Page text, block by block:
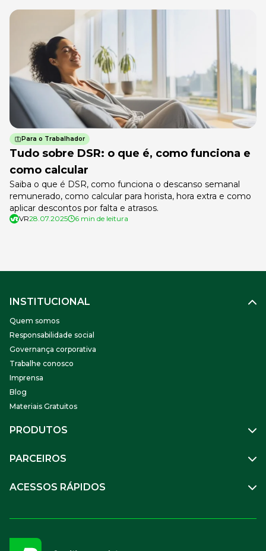
Para o Trabalhador
Tudo sobre DSR: o que é, como funciona e
como calcular
Saiba o que é DSR, como funciona o descanso semanal
remunerado, como calcular para horista, hora extra e como
aplicar descontos por falta e atrasos.
VR28.07.2025 6 min de leitura
INSTITUCIONAL
Quem somos
Responsabilidade social
Governança corporativa
Trabalhe conosco
Imprensa
Blog
Materiais Gratuitos
PRODUTOS
Benefícios
Soluções Financeiras
Compre Online
PARCEIROS
Parceiro VR
APP VR Estabelecimentos
ACESSOS RÁPIDOS
Sou empresa
FAQ